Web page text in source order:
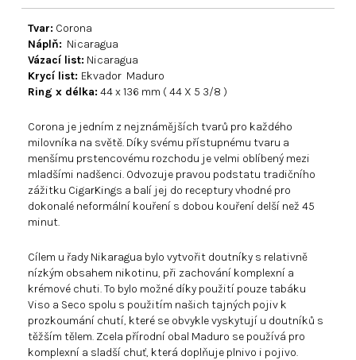
Tvar: Corona
Náplň: Nicaragua
Vázací list: Nicaragua
Krycí list: Ekvador Maduro
Ring x délka: 44 x 136 mm ( 44 X 5 3/8 )
Corona je jedním z nejznámějších tvarů pro každého
milovníka na světě. Díky svému přístupnému tvaru a
menšímu prstencovému rozchodu je velmi oblíbený mezi
mladšími nadšenci. Odvozuje pravou podstatu tradičního
zážitku CigarKings a balí jej do receptury vhodné pro
dokonalé neformální kouření s dobou kouření delší než 45
minut.
Cílem u řady Nikaragua bylo vytvořit doutníky s relativně
nízkým obsahem nikotinu, při zachování komplexní a
krémové chuti. To bylo možné díky použití pouze tabáku
Viso a Seco spolu s použitím našich tajných pojiv k
prozkoumání chutí, které se obvykle vyskytují u doutníků s
těžším tělem. Zcela přírodní obal Maduro se používá pro
komplexní a sladší chuť, která doplňuje plnivo i pojivo.